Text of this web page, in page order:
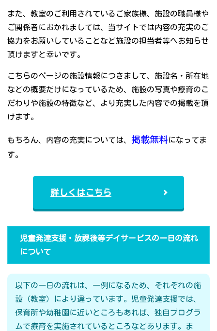
また、教室のご利用されているご家族様、施設の職員様や
ご関係者におかれましては、当サイトでは内容の充実のご
協力をお願いしていることなど施設の担当者等へお知らせ
頂けますと幸いです。
こちらのページの施設情報につきまして、施設名・所在地
などの概要だけになっているため、施設の写真や療育のこ
だわりや施設の特徴など、より充実した内容での掲載を頂
けます。
もちろん、内容の充実については、 掲載無料になってま
す。
詳しくはこちら
児童発達支援・放課後等デイサービスの一日の流れ
について
以下の一日の流れは、一例になるため、それぞれの施
設（教室）により違っています。児童発達支援では、
保育所や幼稚園に近いところもあれば、独自プログラ
ムで療育を実施されているところなどあります。ま